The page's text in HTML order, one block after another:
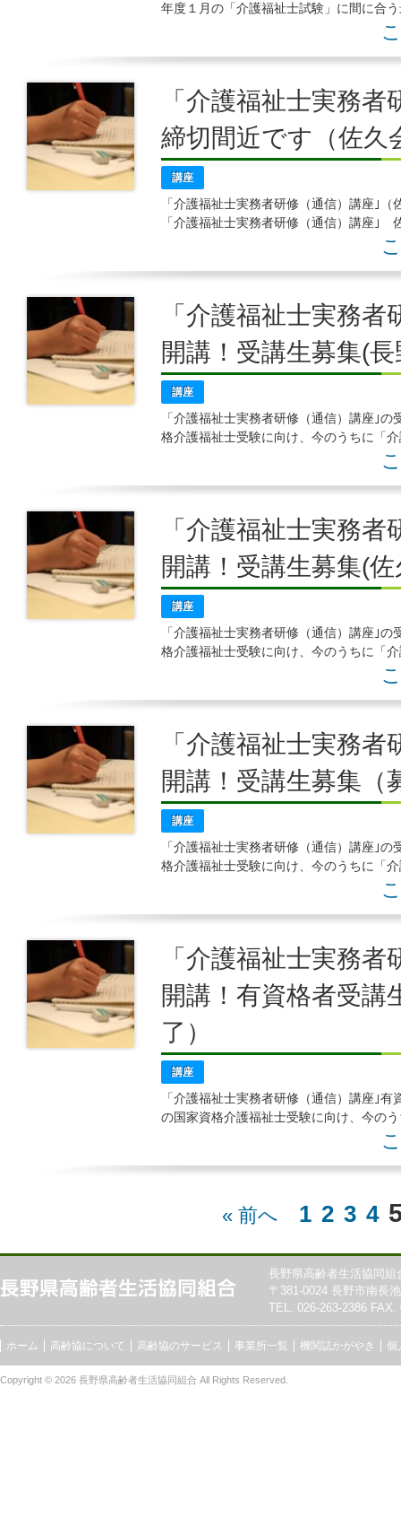
年度１月の「介護福祉士試験」に間に合
続きのお手伝いサービスもしていますよ
「介護福祉士実務
締切間近です（佐久
講座
「介護福祉士実務者研修（通信）講座｣
「介護福祉士実務者研修（通信）講座｣
締切が間近になりました！迷っている方
「介護福祉士実務
開講！受講生募集(
講座
「介護福祉士実務者研修（通信）講座｣
格介護福祉士受験に向け、今のうちに「
ませんか 本講座の特色 ○無資格者は奨学
「介護福祉士実務
開講！受講生募集(
講座
「介護福祉士実務者研修（通信）講座｣
格介護福祉士受験に向け、今のうちに「
ませんか 本講座の特色 ○無資格者は奨学
「介護福祉士実務
開講！受講生募集（
講座
「介護福祉士実務者研修（通信）講座｣
格介護福祉士受験に向け、今のうちに「
ませんか 本講座の特色 ○通学講義は少人
「介護福祉士実務
開講！有資格者受講
了）
講座
「介護福祉士実務者研修（通信）講座｣
の国家資格介護福祉士受験に向け、今の
を取得しませんか 本講座の特色 ○通学講
« 前へ 1 2 3 4
長野県高齢者生活協同組
〒381-0024 長野市南長
TEL. 026-263-2386 FAX.
ホーム 高齢協について 高齢協のサービス 事業所一覧 機関誌かがやき 個
Copyright © 2026 長野県高齢者生活協同組合 All Rights Reserved.